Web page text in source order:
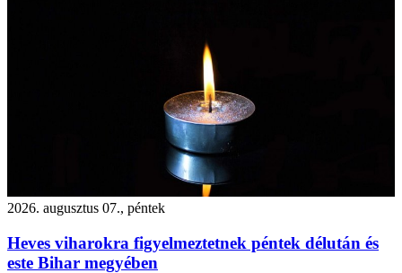
2026. augusztus 07., péntek
Heves viharokra figyelmeztetnek péntek délután és
este Bihar megyében